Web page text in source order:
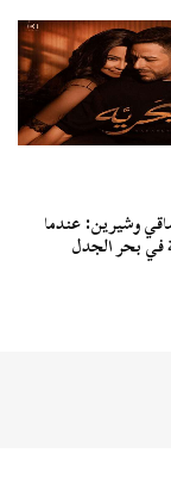
وشيرين: عندما
في بحر الجدل